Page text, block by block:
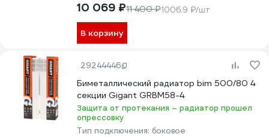
10 069 ₽11 400 ₽1006.9 ₽/шт
В корзину
29244446
Биметаллический радиатор bim 500/80 4
секции Gigant GRBM58-4
Защита от протекания – радиатор прошел
опрессовку
Тип подключения: боковое